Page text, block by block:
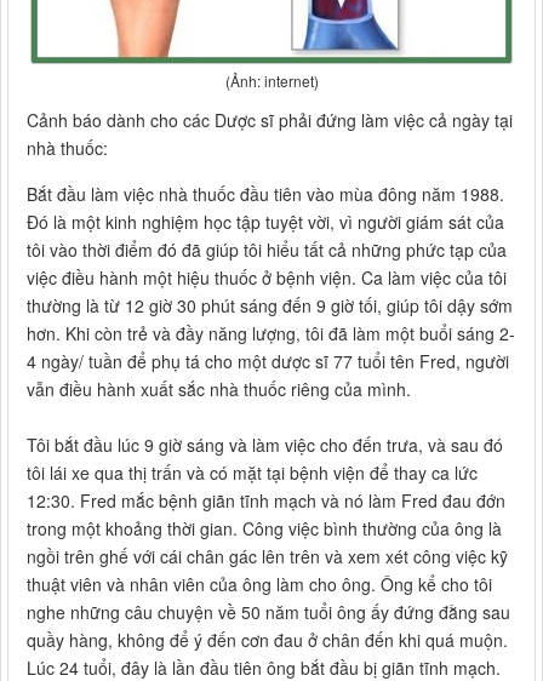
(Ảnh: internet)
Cảnh báo dành cho các Dược sĩ phải đứng làm việc cả ngày tại
nhà thuốc:
Bắt đầu làm việc nhà thuốc đầu tiên vào mùa đông năm 1988.
Đó là một kinh nghiệm học tập tuyệt vời, vì người giám sát của
tôi vào thời điểm đó đã giúp tôi hiểu tất cả những phức tạp của
việc điều hành một hiệu thuốc ở bệnh viện. Ca làm việc của tôi
thường là từ 12 giờ 30 phút sáng đến 9 giờ tối, giúp tôi dậy sớm
hơn. Khi còn trẻ và đầy năng lượng, tôi đã làm một buổi sáng 2-
4 ngày/ tuần để phụ tá cho một dược sĩ 77 tuổi tên Fred, người
vẫn điều hành xuất sắc nhà thuốc riêng của mình.
Tôi bắt đầu lúc 9 giờ sáng và làm việc cho đến trưa, và sau đó
tôi lái xe qua thị trấn và có mặt tại bệnh viện để thay ca lức
12:30. Fred mắc bệnh giãn tĩnh mạch và nó làm Fred đau đớn
trong một khoảng thời gian. Công việc bình thường của ông là
ngồi trên ghế với cái chân gác lên trên và xem xét công việc kỹ
thuật viên và nhân viên của ông làm cho ông. Ông kể cho tôi
nghe những câu chuyện về 50 năm tuổi ông ấy đứng đằng sau
quầy hàng, không để ý đến cơn đau ở chân đến khi quá muộn.
Lúc 24 tuổi, đây là lần đầu tiên ông bắt đầu bị giãn tĩnh mạch.